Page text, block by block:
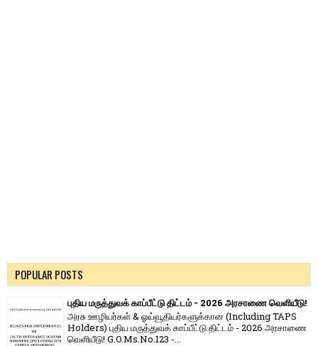
POPULAR POSTS
புதிய மருத்துவக் காப்பீட்டு திட்டம் - 2026 அரசாணை வெளியீடு!
அரசு ஊழியர்கள் & ஓய்வூதியர்களுக்கான (Including TAPS
Holders) புதிய மருத்துவக் காப்பீட்டு திட்டம் - 2026 அரசாணை
வெளியீடு! G.O.Ms.No.123 -...